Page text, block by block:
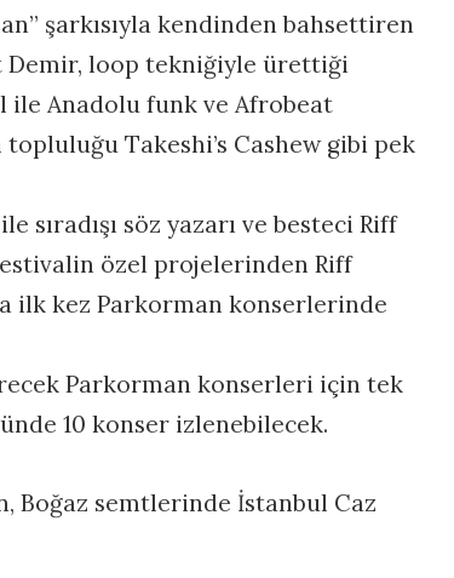
şarkısıyla kendinden bahsettiren
Demir, loop tekniğiyle ürettiği
Anadolu funk ve Afrobeat
Takeshi’s Cashew gibi pek
sıradışı söz yazarı ve besteci Riff
özel projelerinden Riff
ilk kez Parkorman konserlerinde
Parkorman konserleri için tek
10 konser izlenebilecek.
Boğaz semtlerinde İstanbul Caz